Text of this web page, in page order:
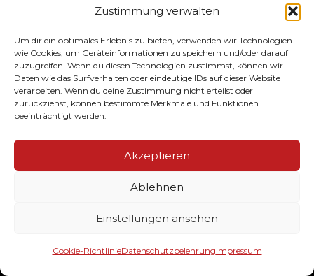
Zustimmung verwalten
Um dir ein optimales Erlebnis zu bieten, verwenden wir Technologien
wie Cookies, um Geräteinformationen zu speichern und/oder darauf
zuzugreifen. Wenn du diesen Technologien zustimmst, können wir
Daten wie das Surfverhalten oder eindeutige IDs auf dieser Website
verarbeiten. Wenn du deine Zustimmung nicht erteilst oder
zurückziehst, können bestimmte Merkmale und Funktionen
beeinträchtigt werden.
Akzeptieren
Ablehnen
Einstellungen ansehen
Cookie-RichtlinieDatenschutzbelehrungImpressum
drucken Ihre Meister, Aufstieg- und
wir ihre Teamausstattung wie Sweater, Jacken,
Polos & Caps im Casual- & Streetstyle!
SERVICE
Der Bestellablauf
Designservice
Häufige Fragen
KONTAKT